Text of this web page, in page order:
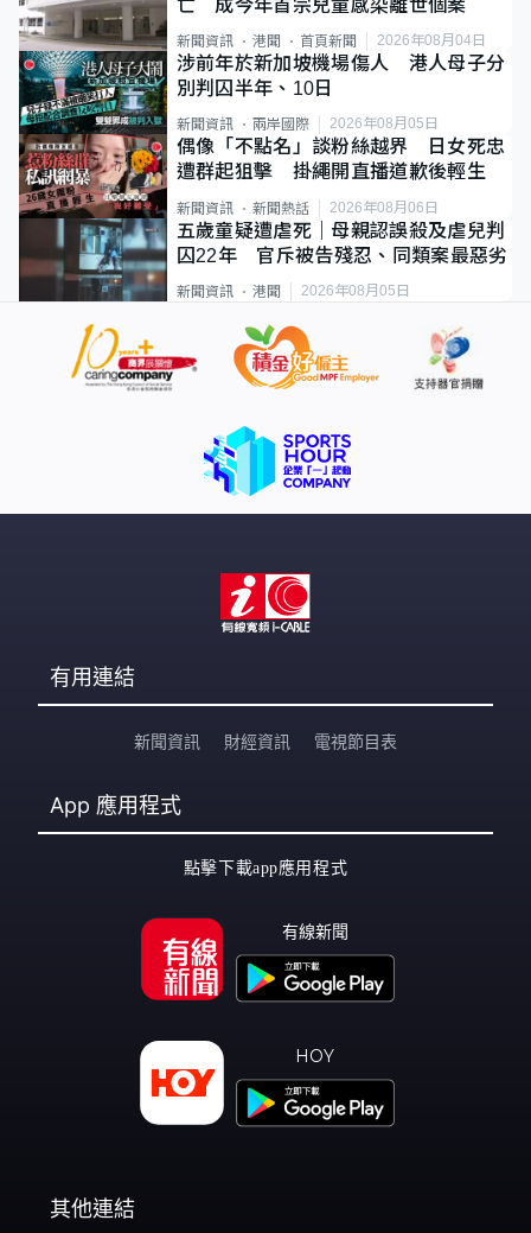
亡 成今年首宗兒童感染離世個案
新聞資訊 港聞 首頁新聞 2026年08月04日
涉前年於新加坡機場傷人 港人母子分
別判囚半年、10日
新聞資訊 兩岸國際 2026年08月05日
偶像「不點名」談粉絲越界 日女死忠
遭群起狙擊 掛繩開直播道歉後輕生
新聞資訊 新聞熱話 2026年08月06日
五歲童疑遭虐死｜母親認誤殺及虐兒判
囚22年 官斥被告殘忍、同類案最惡劣
新聞資訊 港聞 2026年08月05日
有用連結
新聞資訊 財經資訊 電視節目表
App 應用程式
點擊下載app應用程式
有線新聞
HOY
其他連結